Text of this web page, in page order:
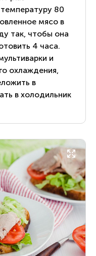
80
мясо в
так, чтобы она
4 часа.
и
охлаждения,
в
в холодильник